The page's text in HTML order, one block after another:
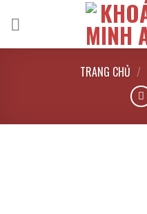
qua
TRANG CHỦ /